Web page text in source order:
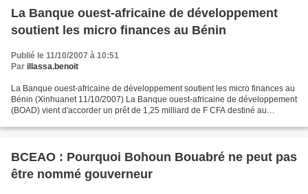
La Banque ouest-africaine de développement
soutient les micro finances au Bénin
Publié le 11/10/2007 à 10:51
Par illassa.benoit
La Banque ouest-africaine de développement soutient les micro finances au
Bénin (Xinhuanet 11/10/2007) La Banque ouest-africaine de développement
(BOAD) vient d'accorder un prêt de 1,25 milliard de F CFA destiné au
BCEAO : Pourquoi Bohoun Bouabré ne peut pas
être nommé gouverneur